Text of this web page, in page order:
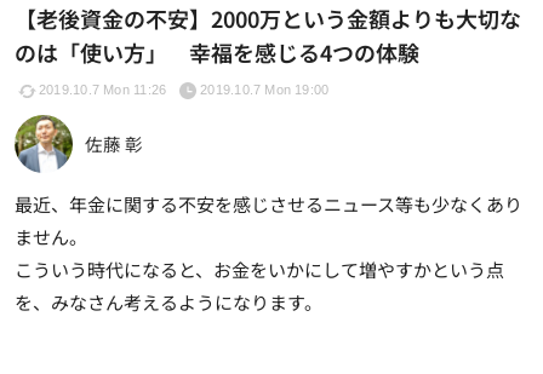
【老後資金の不安】2000万という金額よりも大切な
のは「使い方」 幸福を感じる4つの体験
2019.10.7 Mon 11:26 2019.10.7 Mon 19:00
佐藤 彰
最近、年金に関する不安を感じさせるニュース等も少なくあり
ません。
こういう時代になると、お金をいかにして増やすかという点
を、みなさん考えるようになります。